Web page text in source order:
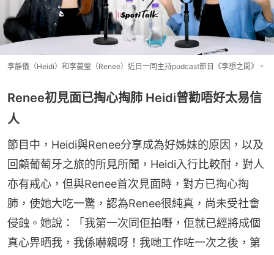
李靜儀（Heidi）和李蔓瑩（Renee）近日一同主持podcast節目《李想之間》。
Renee初見面已掏心掏肺 Heidi曾勸唔好太易信
人
節目中，Heidi與Renee分享成為好姊妹的原因，以及
回顧葡萄牙之旅的所見所聞，Heidi入行比較耐，對人
亦有戒心，但與Renee首次見面時，對方已掏心掏
肺，使她大吃一驚，認為Renee很純真，尚未受社會
侵蝕。她說：「我第一次同佢拍嘢，佢就已經將成個
真心畀晒我，我係嚇親呀！我哋工作咗一次之後，第